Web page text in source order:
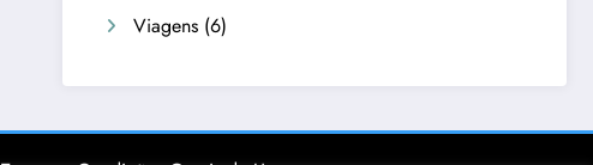
Viagens (6)